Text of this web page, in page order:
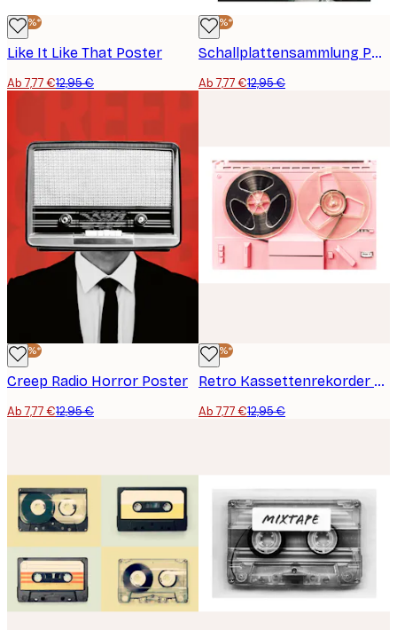
-40%*
Like It Like That Poster
Ab 7,77 €12,95 €
-40%*
Schallplattensammlung Poster
Ab 7,77 €12,95 €
-40%*
Creep Radio Horror Poster
Ab 7,77 €12,95 €
-40%*
Retro Kassettenrekorder Poster
Ab 7,77 €12,95 €